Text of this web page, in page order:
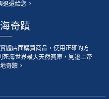
退還給您。
奇蹟
體店面購買商品，使用正確的方
海世界最大天然寶庫，見證上帝
奇蹟。